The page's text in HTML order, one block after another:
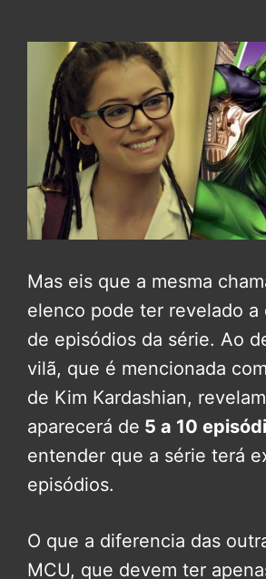
Mas eis que a mesma
elenco pode ter revelado a
de episódios da série. Ao
vilã, que é mencionada
de Kim Kardashian,
aparecerá de 5 a 10
entender que a série terá
episódios.
O que a diferencia das
MCU, que devem ter